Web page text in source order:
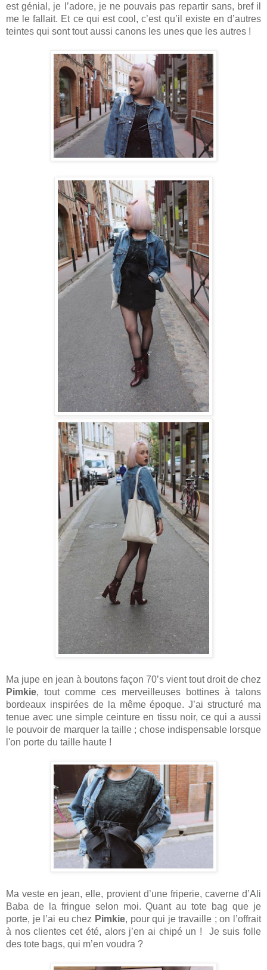
est génial, je l’adore, je ne pouvais pas repartir sans, bref il
me le fallait. Et ce qui est cool, c’est qu’il existe en d’autres
teintes qui sont tout aussi canons les unes que les autres !
Pimkie, tout comme ces merveilleuses bottines à talons
bordeaux inspirées de la même époque. J’ai structuré ma
tenue avec une simple ceinture en tissu noir, ce qui a aussi
le pouvoir de marquer la taille ; chose indispensable lorsque
l'on porte du taille haute !
Ma veste en jean, elle, provient d’une friperie, caverne d’Ali
Baba de la fringue selon moi. Quant au tote bag que je
porte, je l’ai eu chez Pimkie, pour qui je travaille ; on l’offrait
à nos clientes cet été, alors j’en ai chipé un !  Je suis folle
des tote bags, qui m’en voudra ?